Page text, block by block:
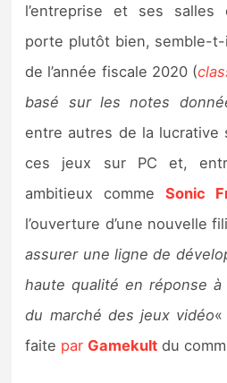
Tests de jeux
Tests d’accessoires
Autres tests
Previews
Précommandes
Précommandes jeux
Sorties de jeux
Bons plans
l’entreprise et ses salles
porte plutôt bien, semble-
de l’année fiscale 2020 (
basé sur les notes
entre autres de la
ces jeux sur PC et,
ambitieux commeSonic
l’ouverture d’une nouvelle
assurer une ligne de
haute qualité en réponse à
du marché des jeux vidéo
faite par Gamekult du